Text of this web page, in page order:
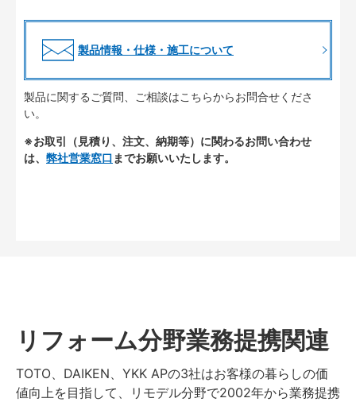
製品情報・仕様・施工について
製品に関するご質問、ご相談はこちらからお問合せくださ
い。
※お取引（見積り、注文、納期等）に関わるお問い合わせ
は、 弊社営業窓口 までお願いいたします。
リフォーム分野業務提携関連
TOTO、DAIKEN、YKK APの3社はお客様の暮らしの価
値向上を目指して、リモデル分野で2002年から業務提携